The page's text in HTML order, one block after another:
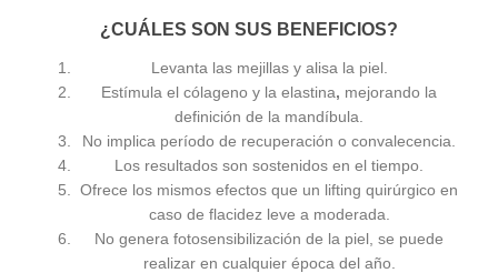
¿CUÁLES SON SUS BENEFICIOS?
Levanta las mejillas y alisa la piel.
Estímula el cólageno y la elastina, mejorando la
definición de la mandíbula.
No implica período de recuperación o convalecencia.
Los resultados son sostenidos en el tiempo.
Ofrece los mismos efectos que un lifting quirúrgico en
caso de flacidez leve a moderada.
No genera fotosensibilización de la piel, se puede
realizar en cualquier época del año.